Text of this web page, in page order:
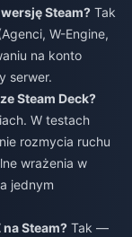
Steam? Tak
W-Engine,
na konto
serwer.
Steam Deck?
W testach
rozmycia ruchu
wrażenia w
jednym
Steam? Tak —